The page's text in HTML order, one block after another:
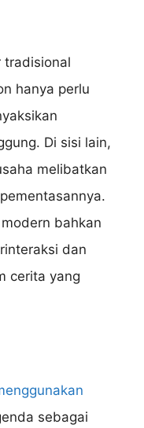
tradisional
hanya perlu
Di sisi lain,
melibatkan
bahkan
dan
cerita yang
sebagai